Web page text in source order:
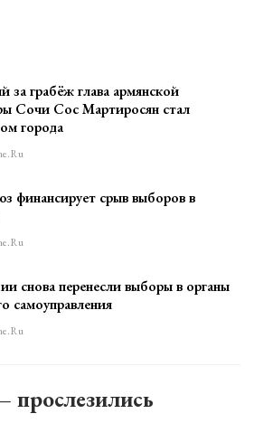
за грабёж глава армянской
Сочи Сос Мартиросян стал
города
финансирует срыв выборов в
снова перенесли выборы в органы
самоуправления